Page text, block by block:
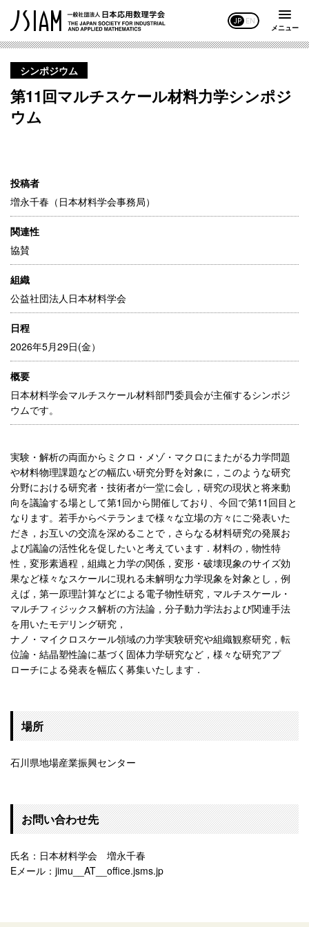
JP EN
メニュー
シンポジウム
第11回マルチスケール材料力学シンポジ
ウム
投稿者
増永千春（日本材料学会事務局）
関連性
協賛
組織
公益社団法人日本材料学会
日程
2026年5月29日(金）
概要
日本材料学会マルチスケール材料部門委員会が主催するシンポジ
ウムです。
実験・解析の両面からミクロ・メゾ・マクロにまたがる力学問題
や材料物理課題などの幅広い研究分野を対象に，このような研究
分野における研究者・技術者が一堂に会し，研究の現状と将来動
向を議論する場として第1回から開催しており、今回で第11回目と
なります。若手からベテランまで様々な立場の方々にご発表いた
だき，お互いの交流を深めることで，さらなる材料研究の発展お
よび議論の活性化を促したいと考えています．材料の，物性特
性，変形素過程，組織と力学の関係，変形・破壊現象のサイズ効
果など様々なスケールに現れる未解明な力学現象を対象とし，例
えば，第一原理計算などによる電子物性研究，マルチスケール・
マルチフィジックス解析の方法論，分子動力学法および関連手法
を用いたモデリング研究，
ナノ・マイクロスケール領域の力学実験研究や組織観察研究，転
位論・結晶塑性論に基づく固体力学研究など，様々な研究アプ
ローチによる発表を幅広く募集いたします．
場所
石川県地場産業振興センター
お問い合わせ先
氏名：日本材料学会 増永千春
Eメール：jimu__AT__office.jsms.jp